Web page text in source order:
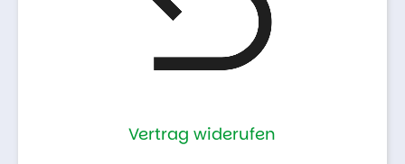
Vertrag widerufen